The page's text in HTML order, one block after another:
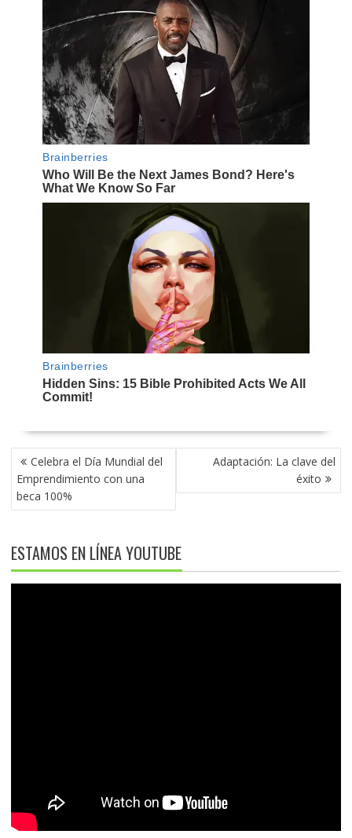
NAVEGACIÓN
DE
ENTRADAS
Celebra el Día Mundial del
Emprendimiento con una
beca 100%
Adaptación: La clave del
éxito
ESTAMOS EN LÍNEA YOUTUBE